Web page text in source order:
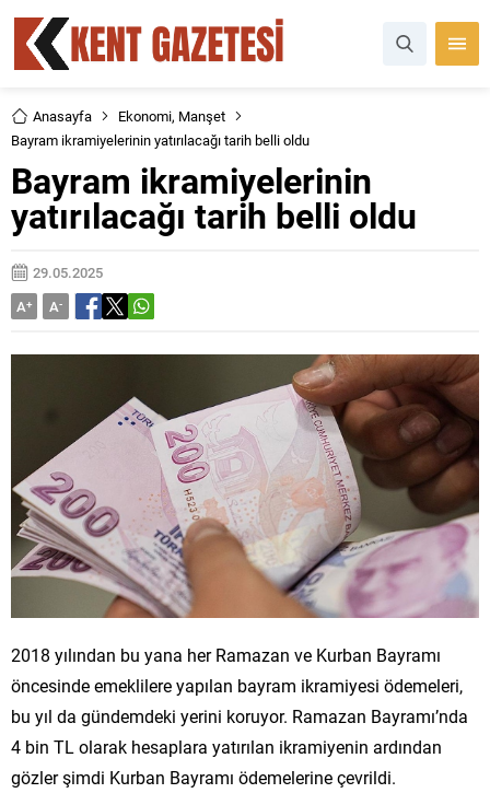
Anasayfa Ekonomi, Manşet
Bayram ikramiyelerinin yatırılacağı tarih belli oldu
Bayram ikramiyelerinin
yatırılacağı tarih belli oldu
29.05.2025
A+ A-
2018 yılından bu yana her Ramazan ve Kurban Bayramı
öncesinde emeklilere yapılan bayram ikramiyesi ödemeleri,
bu yıl da gündemdeki yerini koruyor. Ramazan Bayramı’nda
4 bin TL olarak hesaplara yatırılan ikramiyenin ardından
gözler şimdi Kurban Bayramı ödemelerine çevrildi.